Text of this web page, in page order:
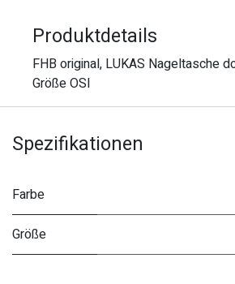
Produktdetails
FHB original, LUKAS Nageltasche
Größe OSI
Spezifikationen
Farbe
Größe